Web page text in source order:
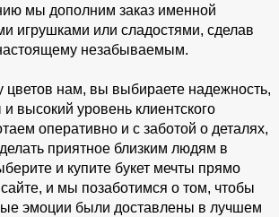
мы дополним заказ именной
игрушками или сладостями, сделав
незабываемым.
цветов нам, вы выбираете надежность,
высокий уровень клиентского
оперативно и с заботой о деталях,
приятное близким людям в
и купите букет мечты прямо
и мы позаботимся о том, чтобы
эмоции были доставлены в лучшем